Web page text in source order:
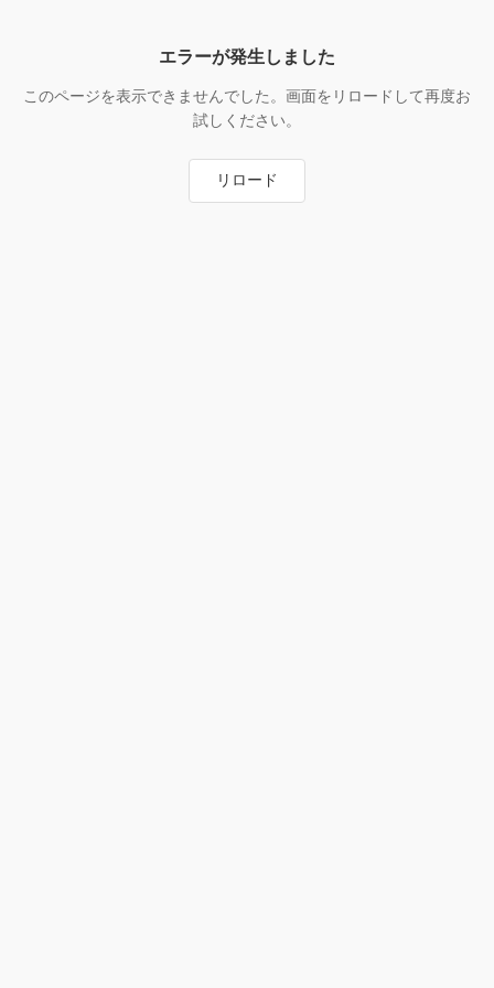
エラーが発生しました
このページを表示できませんでした。画面をリロードして再度お
試しください。
リロード